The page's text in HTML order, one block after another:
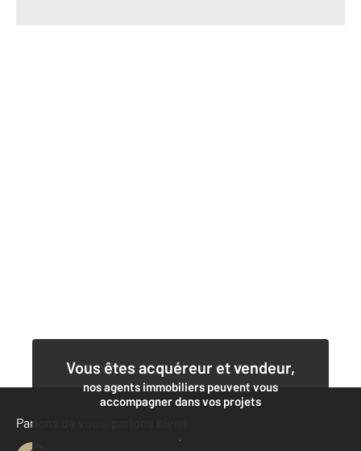
Vous êtes acquéreur et vendeur,
nos agents immobiliers peuvent vous
accompagner dans vos projets
Contacter l'agence
Parlons de vous, parlons biens